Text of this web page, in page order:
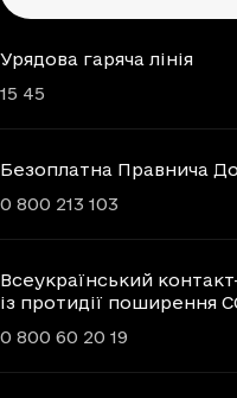
Урядова гаряча лінія
15 45
Безоплатна Правнича
0 800 213 103
Всеукраїнський
із протидії поширення
0 800 60 20 19